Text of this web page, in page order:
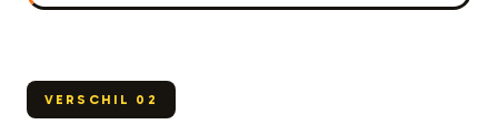
VERSCHIL 02